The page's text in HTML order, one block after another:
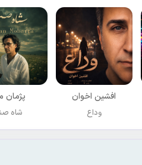
افشين اخوان
وداع
پژمان
شاه